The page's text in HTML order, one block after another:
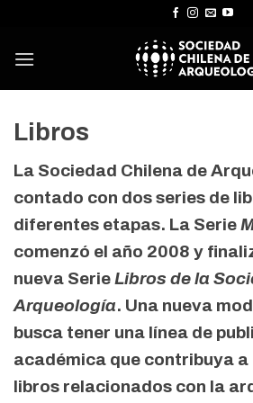
content
Libros
La Sociedad Chilena de
contado con dos series de
diferentes etapas. La Serie
comenzó el año 2008 y
nueva SerieLibros de la
Arqueología. Una nueva
busca tener una línea de
académica que contribuya a
libros relacionados con la